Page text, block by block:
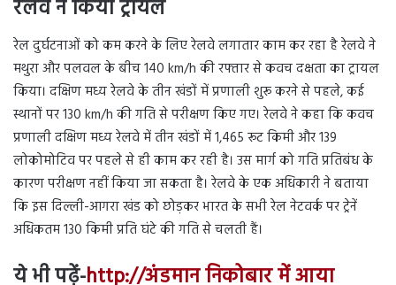
रेलवे ने किया ट्रायल
रेल दुर्घटनाओं को कम करने के लिए रेलवे लगातार काम कर रहा है रेलवे ने
मथुरा और पलवल के बीच 140 km/h की रफ्तार से कवच दक्षता का ट्रायल
किया। दक्षिण मध्य रेलवे के तीन खंडों में प्रणाली शुरू करने से पहले, कई
स्थानों पर 130 km/h की गति से परीक्षण किए गए। रेलवे ने कहा कि कवच
प्रणाली दक्षिण मध्य रेलवे में तीन खंडों में 1,465 रूट किमी और 139
लोकोमोटिव पर पहले से ही काम कर रही है। उस मार्ग को गति प्रतिबंध के
कारण परीक्षण नहीं किया जा सकता है। रेलवे के एक अधिकारी ने बताया
कि इस दिल्ली-आगरा खंड को छोड़कर भारत के सभी रेल नेटवर्क पर ट्रेनें
अधिकतम 130 किमी प्रति घंटे की गति से चलती हैं।
ये भी पढ़ें-http://अंडमान निकोबार में आया